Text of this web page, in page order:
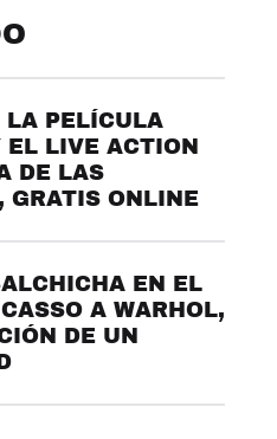
LA PELÍCULA
EL LIVE ACTION
DE LAS
GRATIS ONLINE
EN EL
A WARHOL,
DE UN